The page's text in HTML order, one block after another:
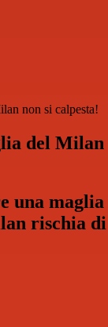
non si calpesta!
del Milan
una maglia
rischia di